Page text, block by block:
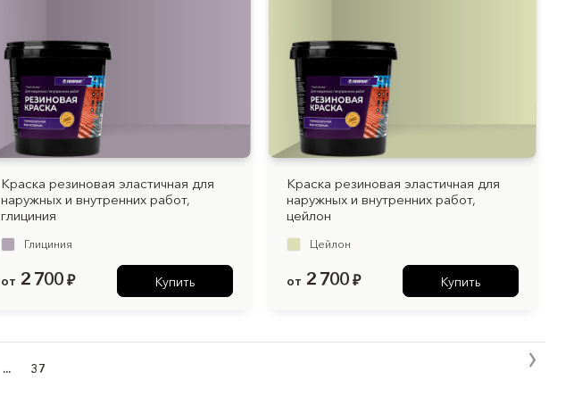
Краска резиновая эластичная для
наружных и внутренних работ,
глициния
Глициния
от 2 700 ₽ Купить
Краска резиновая эластичная для
наружных и внутренних работ,
цейлон
Цейлон
от 2 700 ₽ Купить
... 37